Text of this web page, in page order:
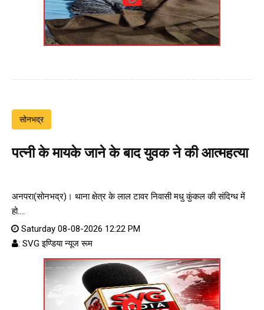
सोनभद्र
पत्नी के मायके जाने के बाद युवक ने की आत्महत्या
अनपरा(सोनभद्र)। थाना क्षेत्र के लाल टावर निवासी मधु कुंकल की संदिग्ध में
हो....
Saturday 08-08-2026 12:22 PM
: SVG इण्डिया न्यूज रूम